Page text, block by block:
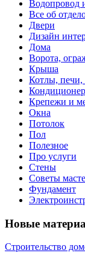
Водопровод
Все об
Двери
Дизайн
Дома
Ворота,
Крыша
Котлы, печи,
Крепежи и
Окна
Потолок
Пол
Полезное
Про услуги
Стены
Советы
Фундамент
Новые
Строительство